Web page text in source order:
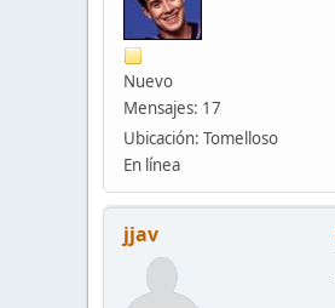
Nuevo
Mensajes: 17
Ubicación: Tomelloso
En línea
jjav